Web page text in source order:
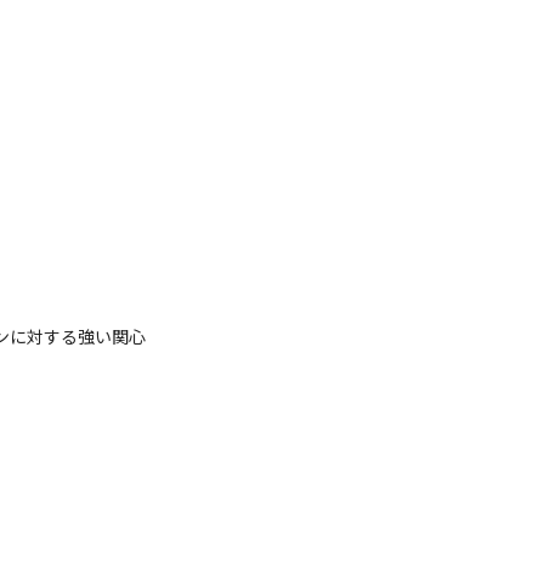
/スモールビジネスオーナーからの支持
業過程で生じる壁に寄り添えるサービ
ターと呼んでいます）と言うアセットが
もに、日本のスモールビジネスや起業家
に共有しフィードバックし合うことで切
に対する強い関心